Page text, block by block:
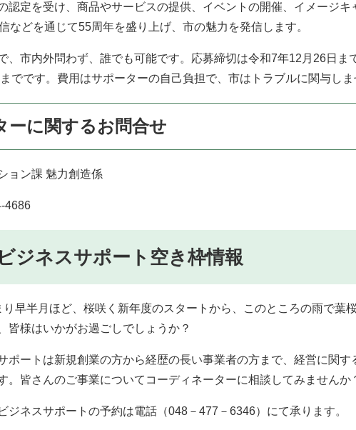
認定を受け、商品やサービスの提供、イベントの開催、イメージキ
などを通じて55周年を盛り上げ、市の魅力を発信します。
、市内外問わず、誰でも可能です。応募締切は令和7年12月26日ま
でです。費用はサポーターの自己負担で、市はトラブルに関与しま
ーに関するお問合せ
ョン課 魅力創造係
4686
ジネスサポート空き枠情報
早半月ほど、桜咲く新年度のスタートから、このところの雨で葉
皆様はいかがお過ごしでしょうか？
ポートは新規創業の方から経歴の長い事業者の方まで、経営に関す
。皆さんのご事業についてコーディネーターに相談してみませんか
ジネスサポートの予約は電話（048－477－6346）にて承ります。